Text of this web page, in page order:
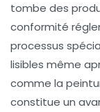
tombe des
conformité
processus
lisibles même
comme la
constitue un